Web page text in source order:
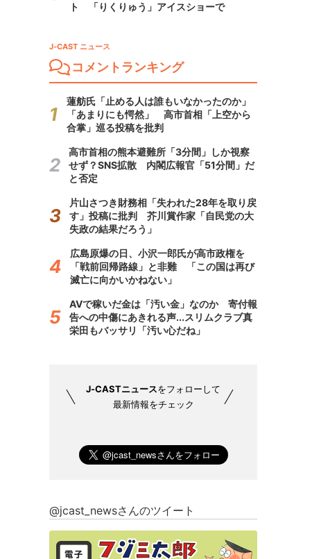
ト 「りくりゅう」アイスショーで
J-CAST ニュース
コメントランキング
蓮舫氏「止める人は誰もいなかったのか」
「あまりにも愕然」 高市首相「上空から
合掌」巡る投稿を批判
高市首相の熊本避難所「3分間」しか視察
せず？SNS拡散 内閣広報官「51分間」だ
と否定
片山さつき財務相「失われた28年を取り戻
す」投稿に批判 芥川賞作家「自民党の大
失政の結果だろう」
広島原爆の日、小沢一郎氏が高市政権を
「戦前回帰路線」と非難 「この国は再び
滅亡に向かいかねない」
AVで稼いだ金は「汚い金」なのか 寄付報
告への中傷にあきれる声...スリムクラブ真
栄田もバッサリ「汚い心だね」
J-CASTニュースをフォローして
最新情報をチェック
@jcast_newsさんのツイート